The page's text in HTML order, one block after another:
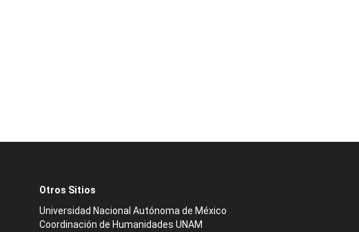
Otros Sitios
Universidad Nacional Autónoma de México
Coordinación de Humanidades UNAM